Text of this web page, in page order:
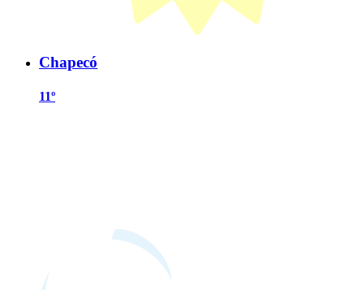
Chapecó
11º